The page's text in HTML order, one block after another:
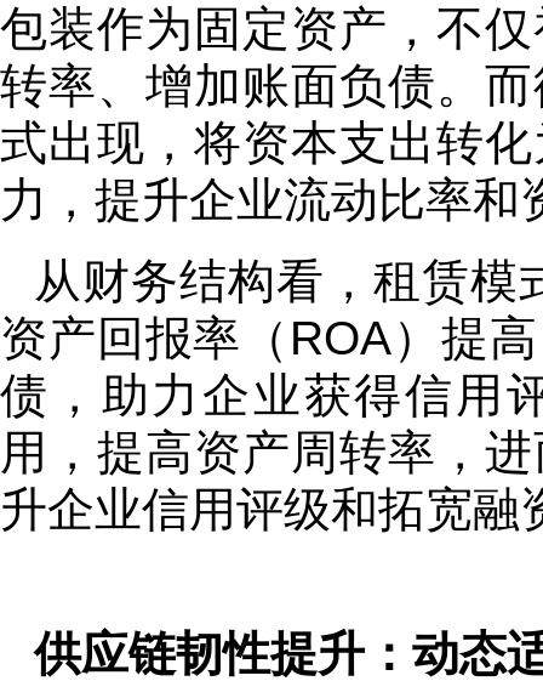
包装作为固定资产，不
转率、增加账面负债。
式出现，将资本支出转
力，提升企业流动比率和
从财务结构看，租赁
资产回报率（ROA）提
债，助力企业获得信用
用，提高资产周转率，
升企业信用评级和拓宽融
供应链韧性提升：动态